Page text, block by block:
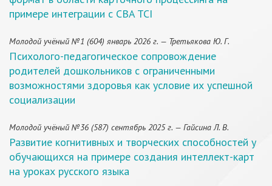
примере интеграции с CBA TCI
Молодой учёный №1 (604) январь 2026 г. — Третьякова Ю. Г.
Психолого-педагогическое сопровождение
родителей дошкольников с ограниченными
возможностями здоровья как условие их успешной
социализации
Молодой учёный №36 (587) сентябрь 2025 г. — Гайсина Л. В.
Развитие когнитивных и творческих способностей у
обучающихся на примере создания интеллект-карт
на уроках русского языка